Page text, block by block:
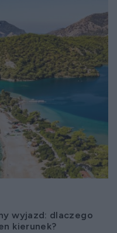
wyjazd: dlaczego
kierunek?